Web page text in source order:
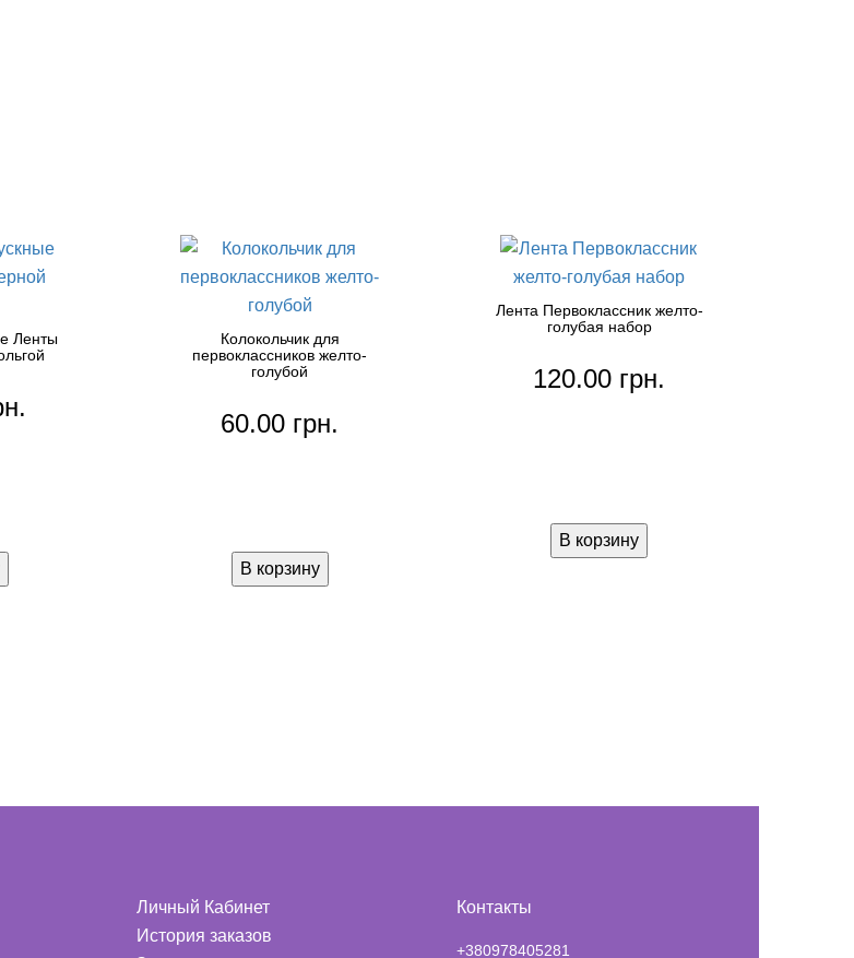
Ленты
Колокольчик для
первоклассников желто-
голубой
60.00 грн.
В корзину
Лента Первоклассник желто-
голубая набор
120.00 грн.
В корзину
Личный Кабинет
История заказов
Контакты
+380978405281